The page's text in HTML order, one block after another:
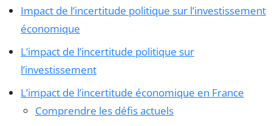
Impact de l’incertitude politique sur l’investissement
économique
L’impact de l’incertitude politique sur
l’investissement
L’impact de l’incertitude économique en France
Comprendre les défis actuels